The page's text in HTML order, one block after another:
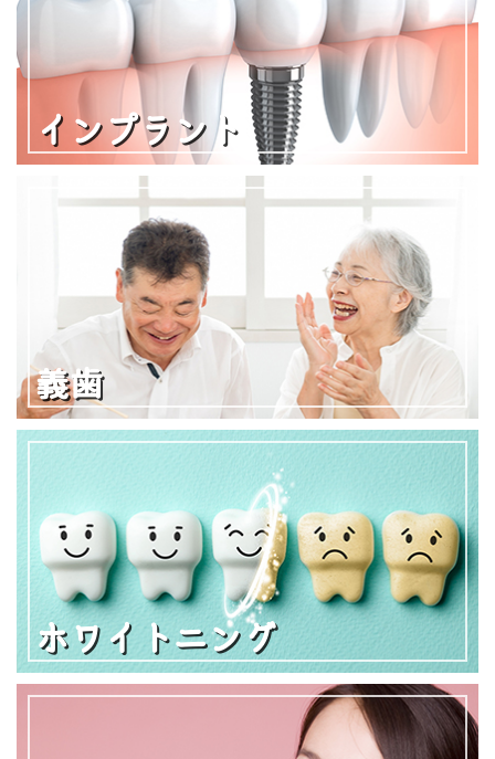
インプラント
義歯
ホワイトニング